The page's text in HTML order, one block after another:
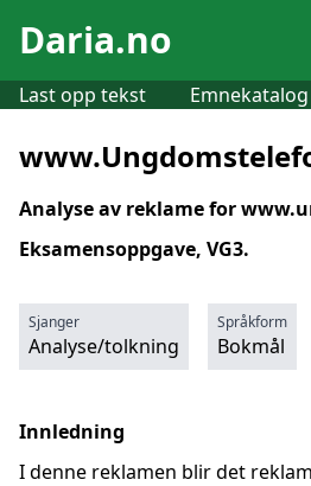
Daria.no
Last opp tekst Emnekatalog
Analyse av reklame for
Eksamensoppgave, VG3.
Sjanger
Analyse/tolkning
Språkform
Bokmål
Innledning
I denne reklamen blir det